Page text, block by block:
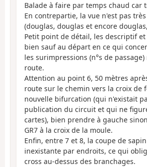
Balade à faire par temps chaud car
En contrepartie, la vue n'est pas
(douglas, douglas et encore
Petit point de détail, les descriptif
bien sauf au départ en ce qui
les surimpressions (n°s de
route.
Attention au point 6, 50 mètres
route sur le chemin vers la croix de
nouvelle bifurcation (qui n'existait
publication du circuit et qui ne
cartes), bien prendre à gauche
GR7 à la croix de la moule.
Enfin, entre 7 et 8, la coupe de
inexistante par endroits, ce qui
cross au-dessus des branchages.